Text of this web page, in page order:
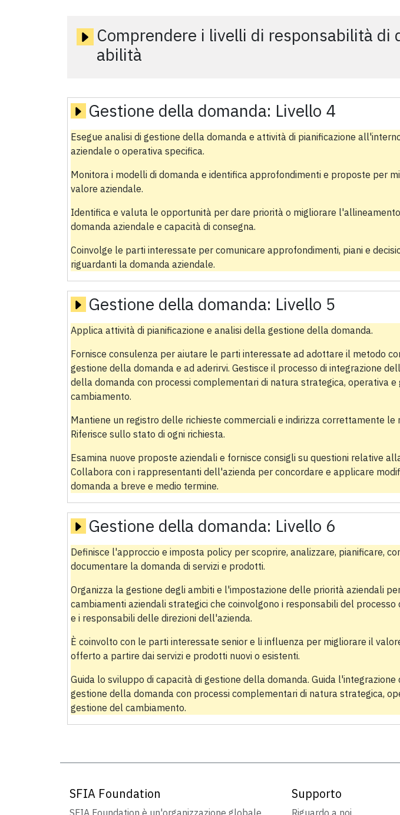
Comprendere i livelli di responsabilità di
abilità
Gestione della domanda: Livello 4
Esegue analisi di gestione della domanda e attività di pianificazione
aziendale o operativa specifica.
Monitora i modelli di domanda e identifica approfondimenti e proposte per
valore aziendale.
Identifica e valuta le opportunità per dare priorità o migliorare
domanda aziendale e capacità di consegna.
Coinvolge le parti interessate per comunicare approfondimenti, piani e
riguardanti la domanda aziendale.
Gestione della domanda: Livello 5
Applica attività di pianificazione e analisi della gestione della domanda.
Fornisce consulenza per aiutare le parti interessate ad adottare il metodo
gestione della domanda e ad aderirvi. Gestisce il processo di integrazione
della domanda con processi complementari di natura strategica, operativa e
cambiamento.
Mantiene un registro delle richieste commerciali e indirizza correttamente le
Riferisce sullo stato di ogni richiesta.
Esamina nuove proposte aziendali e fornisce consigli su questioni relative
Collabora con i rappresentanti dell'azienda per concordare e applicare
domanda a breve e medio termine.
Gestione della domanda: Livello 6
Definisce l'approccio e imposta policy per scoprire, analizzare, pianificare,
documentare la domanda di servizi e prodotti.
Organizza la gestione degli ambiti e l'impostazione delle priorità aziendali
cambiamenti aziendali strategici che coinvolgono i responsabili del processo
e i responsabili delle direzioni dell'azienda.
È coinvolto con le parti interessate senior e li influenza per migliorare il
offerto a partire dai servizi e prodotti nuovi o esistenti.
Guida lo sviluppo di capacità di gestione della domanda. Guida l'integrazione
gestione della domanda con processi complementari di natura strategica,
gestione del cambiamento.
SFIA Foundation
SFIA Foundation è un'organizzazione globale
Supporto
Riguardo a noi